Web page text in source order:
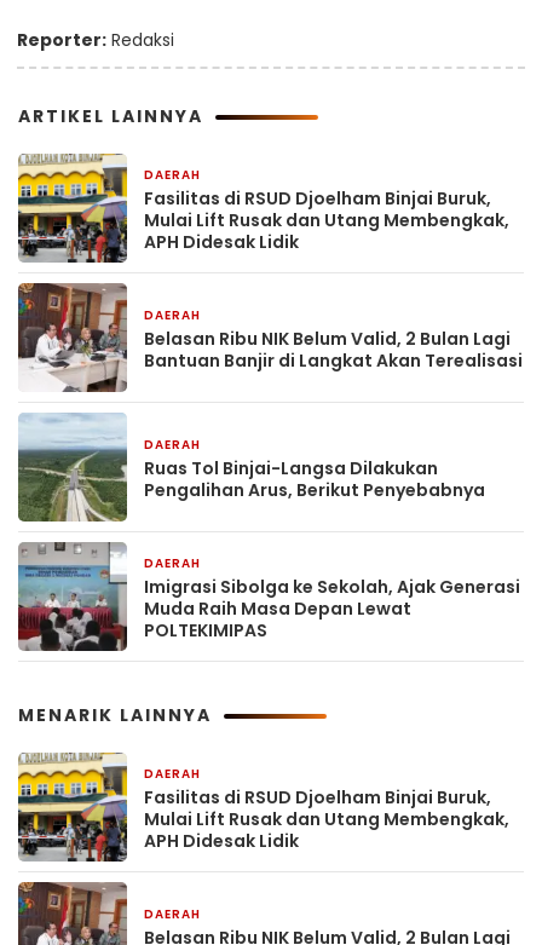
Reporter: Redaksi
ARTIKEL LAINNYA
DAERAH
Fasilitas di RSUD Djoelham Binjai Buruk,
Mulai Lift Rusak dan Utang Membengkak,
APH Didesak Lidik
DAERAH
Belasan Ribu NIK Belum Valid, 2 Bulan Lagi
Bantuan Banjir di Langkat Akan Terealisasi
DAERAH
Ruas Tol Binjai-Langsa Dilakukan
Pengalihan Arus, Berikut Penyebabnya
DAERAH
Imigrasi Sibolga ke Sekolah, Ajak Generasi
Muda Raih Masa Depan Lewat
POLTEKIMIPAS
MENARIK LAINNYA
DAERAH
Fasilitas di RSUD Djoelham Binjai Buruk,
Mulai Lift Rusak dan Utang Membengkak,
APH Didesak Lidik
DAERAH
Belasan Ribu NIK Belum Valid, 2 Bulan Lagi